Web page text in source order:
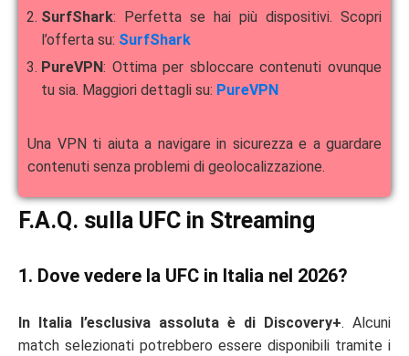
SurfShark: Perfetta se hai più dispositivi. Scopri
l’offerta su: SurfShark
PureVPN: Ottima per sbloccare contenuti ovunque
tu sia. Maggiori dettagli su: PureVPN
Una VPN ti aiuta a navigare in sicurezza e a guardare
contenuti senza problemi di geolocalizzazione.
F.A.Q. sulla UFC in Streaming
1. Dove vedere la UFC in Italia nel 2026?
In Italia l’esclusiva assoluta è di Discovery+. Alcuni
match selezionati potrebbero essere disponibili tramite i